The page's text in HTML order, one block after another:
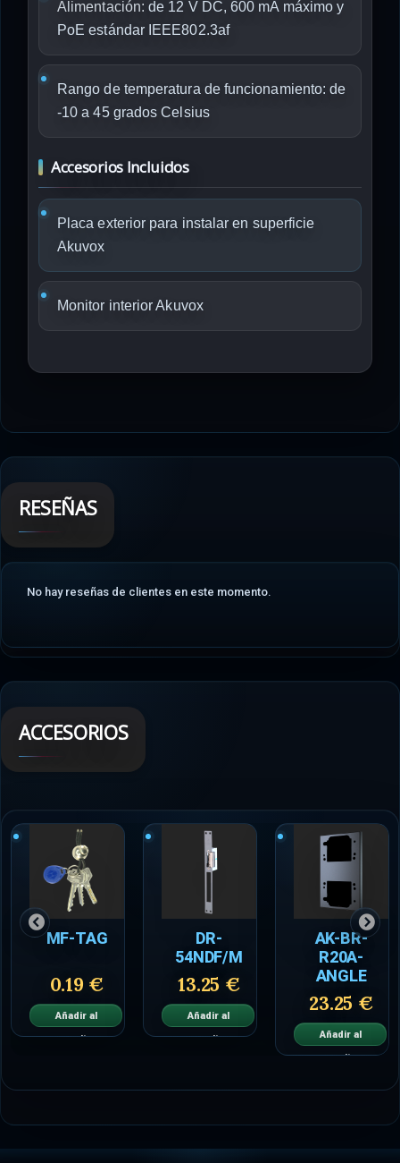
Alimentación: de 12 V DC, 600 mA máximo y
PoE estándar IEEE802.3af
Rango de temperatura de funcionamiento: de
-10 a 45 grados Celsius
Accesorios Incluidos
Placa exterior para instalar en superficie
Akuvox
Monitor interior Akuvox
RESEÑAS
No hay reseñas de clientes en este momento.
ACCESORIOS
MF-TAG
0.19 €
Añadir al
carrito
DR-
54NDF/M
13.25 €
Añadir al
carrito
AK-BR-
R20A-
ANGLE
23.25 €
Añadir al
carrito